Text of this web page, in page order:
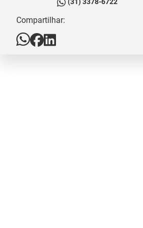
(31) 3378-6722
Compartilhar: